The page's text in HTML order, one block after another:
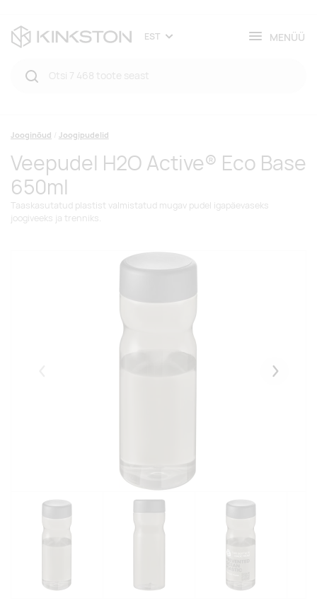
EST MENÜÜ
Jooginõud Joogipudelid
Veepudel H2O Active® Eco Base
650ml
Taaskasutatud plastist valmistatud mugav pudel igapäevaseks
joogiveeks ja trenniks.